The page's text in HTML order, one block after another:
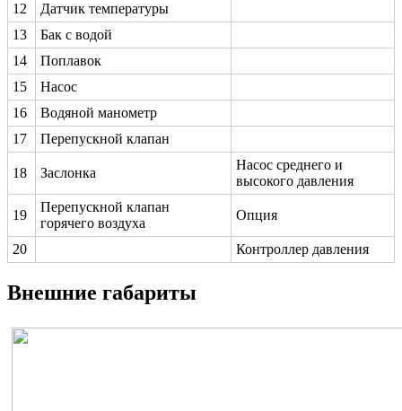
12
Датчик температуры
13
Бак с водой
14
Поплавок
15
Насос
16
Водяной манометр
17
Перепускной клапан
18 Заслонка
Насос среднего и
высокого давления
19
Перепускной клапан
горячего воздуха
Опция
20 Контроллер давления
Внешние габариты